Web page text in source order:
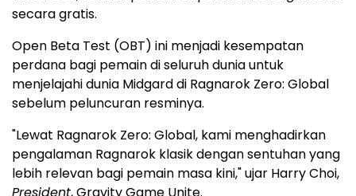
secara gratis.
Open Beta Test (OBT) ini menjadi kesempatan
perdana bagi pemain di seluruh dunia untuk
menjelajahi dunia Midgard di Ragnarok Zero: Global
sebelum peluncuran resminya.
"Lewat Ragnarok Zero: Global, kami menghadirkan
pengalaman Ragnarok klasik dengan sentuhan yang
lebih relevan bagi pemain masa kini," ujar Harry Choi,
President, Gravity Game Unite.